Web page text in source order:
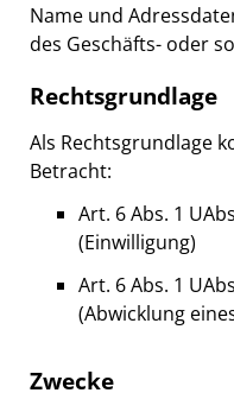
Name und
des Geschäfts- oder
Rechtsgrundlage
Als Rechtsgrundlage
Betracht:
Art. 6 Abs. 1
(Einwilligung)
Art. 6 Abs. 1
(Abwicklung
Zwecke